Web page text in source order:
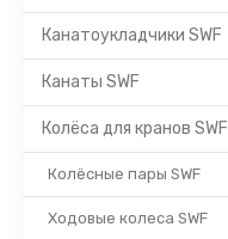
Канатоукладчики SWF
Канаты SWF
Колёса для кранов SWF
Колёсные пары SWF
Ходовые колеса SWF